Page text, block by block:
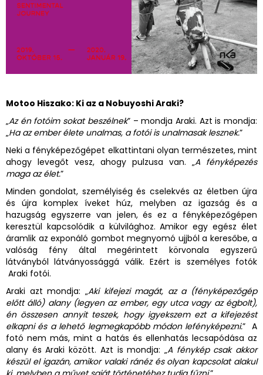
Motoo Hiszako: Ki az a Nobuyoshi Araki?
„Az én fotóim sokat beszélnek” – mondja Araki. Azt is mondja:
„Ha az ember élete unalmas, a fotói is unalmasak lesznek.”
Neki a fényképezőgépet elkattintani olyan természetes, mint
ahogy levegőt vesz, ahogy pulzusa van. „A fényképezés
maga az élet.”
Minden gondolat, személyiség és cselekvés az életben újra
és újra komplex íveket húz, melyben az igazság és a
hazugság egyszerre van jelen, és ez a fényképezőgépen
keresztül kapcsolódik a külvilághoz. Amikor egy egész élet
áramlik az exponáló gombot megnyomó ujjból a keresőbe, a
valóság fény által megérintett körvonala egyszerű
látványból látványossággá válik. Ezért is személyes fotók
Araki fotói.
Araki azt mondja: „Aki kifejezi magát, az a (fényképezőgép
előtt álló) alany (legyen az ember, egy utca vagy az égbolt),
én összesen annyit teszek, hogy igyekszem ezt a kifejezést
elkapni és a lehető legmegkapóbb módon lefényképezni.” A
fotó nem más, mint a hatás és ellenhatás lecsapódása az
alany és Araki között. Azt is mondja: „A fénykép csak akkor
készül el igazán, amikor valaki ránéz és olyan kapcsolat alakul